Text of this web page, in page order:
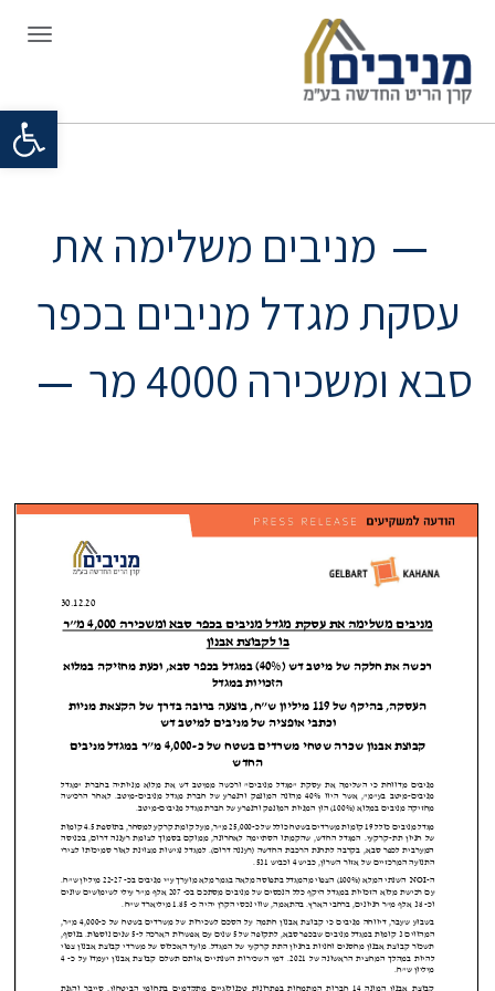
פתח
מניבים משלימה את
עסקת מגדל מניבים בכפר
סבא ומשכירה 4000 מר